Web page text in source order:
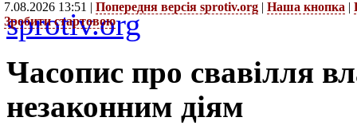
7.08.2026 13:51 | Попередня версія sprotiv.org | Наша кнопка |
Зробити стартовою
sprotiv.org
Часопис про свавілля
незаконним діям